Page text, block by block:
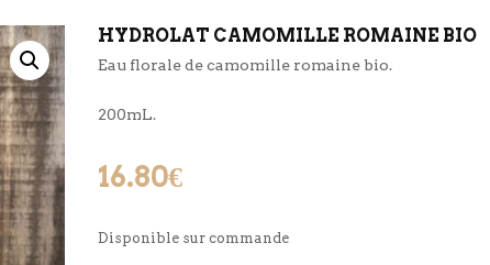
HYDROLAT CAMOMILLE ROMAINE BIO
Eau florale de camomille romaine bio.
200mL.
16.80€
Disponible sur commande